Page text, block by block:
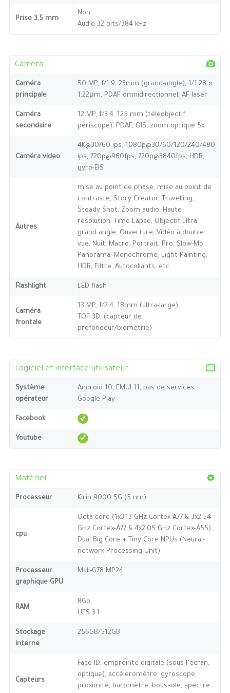
Prise 3,5 mm
Non
Audio 32 bits/384 kHz
Caméra
Caméra
principale
50 MP, f/1.9, 23mm (grand-angle), 1/1.28 »,
1.22μm, PDAF omnidirectionnel, AF laser
Caméra
secondaire
12 MP, f/3.4, 125 mm (téléobjectif
périscope), PDAF, OIS, zoom optique 5x
Caméra video
4K@30/60 ips, 1080p@30/60/120/240/480
ips, 720p@960fps, 720p@3840fps, HDR,
gyro-EIS
Autres
mise au point de phase, mise au point de
contraste, Story Creator, Travelling,
Steady Shot, Zoom audio, Haute
résolution, Time-Lapse, Objectif ultra
grand angle, Ouverture, Vidéo à double
vue, Nuit, Macro, Portrait, Pro, Slow-Mo,
Panorama, Monochrome, Light Painting,
HDR, Filtre, Autocollants, etc.
Flashlight LED flash
Caméra
frontale
13 MP, f/2.4, 18mm (ultra-large)
TOF 3D, (capteur de
profondeur/biométrie)
Logiciel et interface utilisateur
Système
opérateur
Android 10, EMUI 11, pas de services
Google Play
Facebook
Youtube
Matériel
Processeur Kirin 9000 5G (5 nm)
cpu
Octa-core (1x3.13 GHz Cortex-A77 & 3x2.54
GHz Cortex-A77 & 4x2.05 GHz Cortex-A55) ,
Dual Big Core + Tiny Core NPUs (Neural-
network Processing Unit)
Processeur
graphique GPU
Mali-G78 MP24
RAM
8Go
UFS 3.1
Stockage
interne
256GB/512GB
Capteurs
Face ID, empreinte digitale (sous l’écran,
optique), accéléromètre, gyroscope,
proximité, baromètre, boussole, spectre